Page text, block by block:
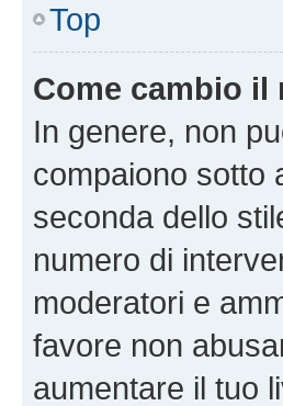
Top
Come cambio il
In genere, non
compaiono sotto
seconda dello
numero di
moderatori e
favore non
aumentare il tuo